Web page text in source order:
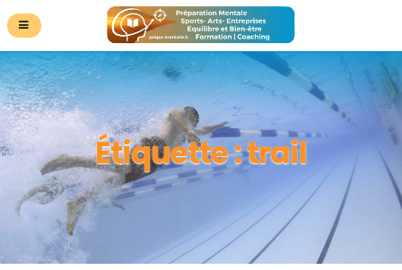
Étiquette :trail